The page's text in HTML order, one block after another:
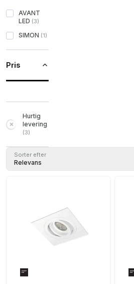
AVANT
LED (3)
SIMON (1)
Pris
Hurtig
levering
(3)
Sorter efter
Relevans